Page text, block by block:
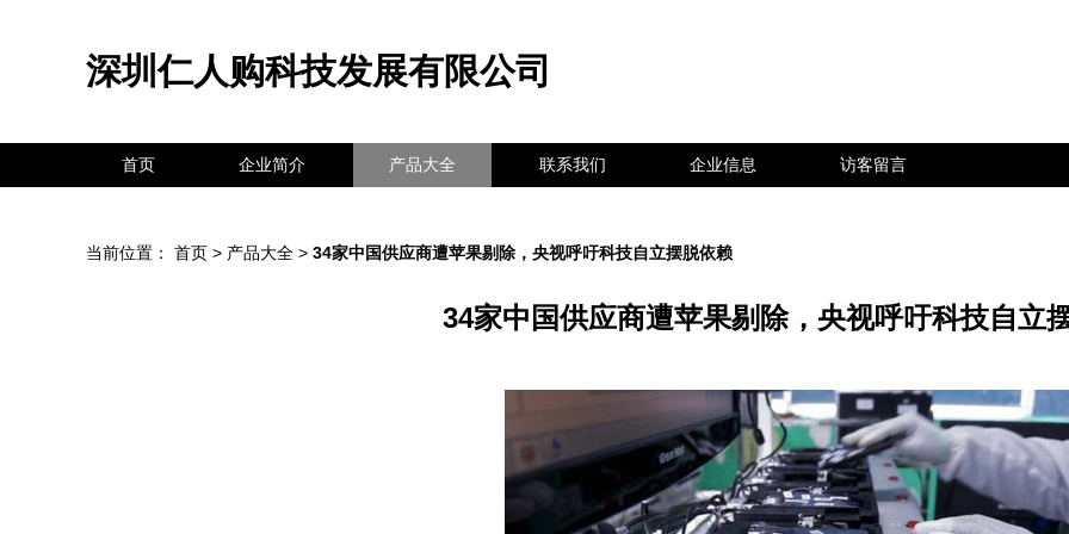
深圳仁人购科技发展有限公司
首页 企业简介 产品大全 联系我们 企业信息 访客留言
当前位置： 首页 > 产品大全 > 34家中国供应商遭苹果剔除，央视呼吁科技自立摆脱依赖
34家中国供应商遭苹果剔除，央视呼吁科技自立